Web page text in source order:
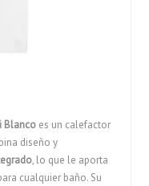
Blanco es un calefactor
diseño y
, lo que le aporta
cualquier baño. Su